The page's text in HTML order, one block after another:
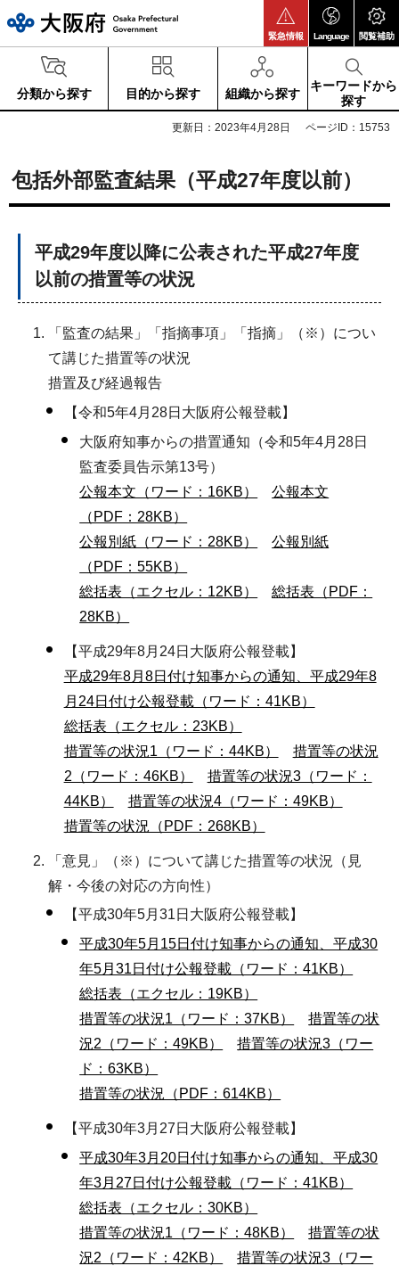
緊急情報 Language 閲覧補助
分類から探す 目的から探す 組織から探す
キーワードから
探す
更新日：2023年4月28日 ページID：15753
包括外部監査結果（平成27年度以前）
平成29年度以降に公表された平成27年度
以前の措置等の状況
「監査の結果」「指摘事項」「指摘」（※）につい
て講じた措置等の状況
措置及び経過報告
【令和5年4月28日大阪府公報登載】
大阪府知事からの措置通知（令和5年4月28日
監査委員告示第13号）
公報本文（ワード：16KB）
公報本文
（PDF：28KB）
公報別紙（ワード：28KB）
公報別紙
（PDF：55KB）
総括表（エクセル：12KB）
総括表（PDF：
28KB）
【平成29年8月24日大阪府公報登載】
平成29年8月8日付け知事からの通知、平成29年8
月24日付け公報登載（ワード：41KB）
総括表（エクセル：23KB）
措置等の状況1（ワード：44KB）
措置等の状況
2（ワード：46KB）
措置等の状況3（ワード：
44KB）
措置等の状況4（ワード：49KB）
措置等の状況（PDF：268KB）
「意見」（※）について講じた措置等の状況（見
解・今後の対応の方向性）
【平成30年5月31日大阪府公報登載】
平成30年5月15日付け知事からの通知、平成30
年5月31日付け公報登載（ワード：41KB）
総括表（エクセル：19KB）
措置等の状況1（ワード：37KB）
措置等の状
況2（ワード：49KB）
措置等の状況3（ワー
ド：63KB）
措置等の状況（PDF：614KB）
【平成30年3月27日大阪府公報登載】
平成30年3月20日付け知事からの通知、平成30
年3月27日付け公報登載（ワード：41KB）
総括表（エクセル：30KB）
措置等の状況1（ワード：48KB）
措置等の状
況2（ワード：42KB）
措置等の状況3（ワー